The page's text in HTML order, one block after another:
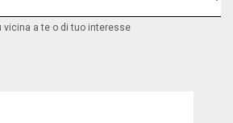
vicina a te o di tuo interesse